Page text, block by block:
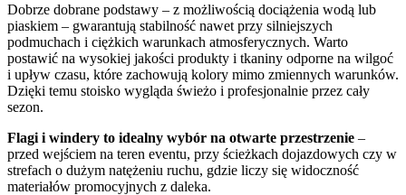
Dobrze dobrane podstawy – z możliwością dociążenia wodą lub
piaskiem – gwarantują stabilność nawet przy silniejszych
podmuchach i ciężkich warunkach atmosferycznych. Warto
postawić na wysokiej jakości produkty i tkaniny odporne na wilgoć
i upływ czasu, które zachowują kolory mimo zmiennych warunków.
Dzięki temu stoisko wygląda świeżo i profesjonalnie przez cały
sezon.
Flagi i windery to idealny wybór na otwarte przestrzenie –
przed wejściem na teren eventu, przy ścieżkach dojazdowych czy w
strefach o dużym natężeniu ruchu, gdzie liczy się widoczność
materiałów promocyjnych z daleka.